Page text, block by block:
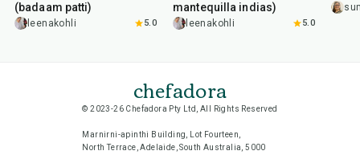
(badaam patti)
leenakohli 5.0
mantequilla indias)
leenakohli 5.0
chefadora
© 2023-26 Chefadora Pty Ltd, All Rights Reserved
Marnirni-apinthi Building, Lot Fourteen,
North Terrace, Adelaide, South Australia, 5000